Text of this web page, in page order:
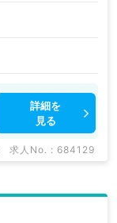
詳細を
見る
求人No. : 684129